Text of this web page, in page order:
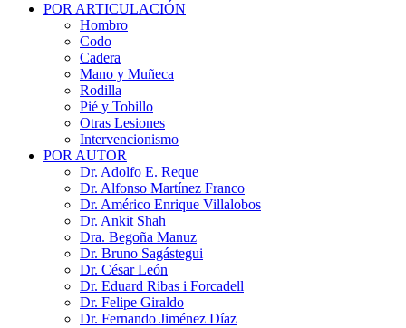
POR ARTICULACIÓN
Hombro
Codo
Cadera
Mano y Muñeca
Rodilla
Pié y Tobillo
Otras Lesiones
Intervencionismo
POR AUTOR
Dr. Adolfo E. Reque
Dr. Alfonso Martínez Franco
Dr. Américo Enrique Villalobos
Dr. Ankit Shah
Dra. Begoña Manuz
Dr. Bruno Sagástegui
Dr. César León
Dr. Eduard Ribas i Forcadell
Dr. Felipe Giraldo
Dr. Fernando Jiménez Díaz